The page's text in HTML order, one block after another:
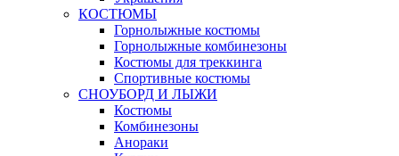
КОСТЮМЫ
Горнолыжные костюмы
Горнолыжные комбинезоны
Костюмы для треккинга
Спортивные костюмы
СНОУБОРД И ЛЫЖИ
Костюмы
Комбинезоны
Анораки